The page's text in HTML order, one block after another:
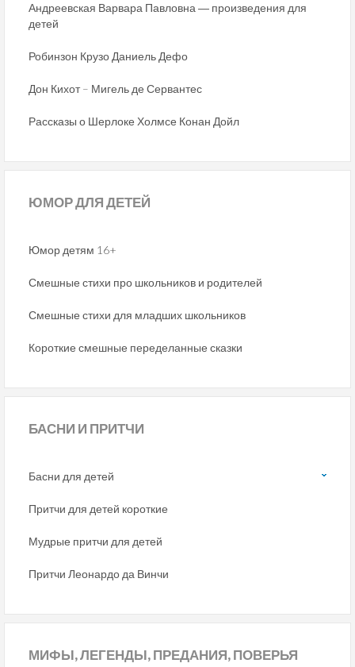
Андреевская Варвара Павловна ― произведения для
детей
Робинзон Крузо Даниель Дефо
Дон Кихот – Мигель де Сервантес
Рассказы о Шерлоке Холмсе Конан Дойл
ЮМОРДЛЯ ДЕТЕЙ
Юмор детям 16+
Смешные стихи про школьников и родителей
Смешные стихи для младших школьников
Короткие смешные переделанные сказки
БАСНИ И ПРИТЧИ
Басни для детей
Притчи для детей короткие
Мудрые притчи для детей
Притчи Леонардо да Винчи
МИФЫ,ЛЕГЕНДЫ, ПРЕДАНИЯ, ПОВЕРЬЯ